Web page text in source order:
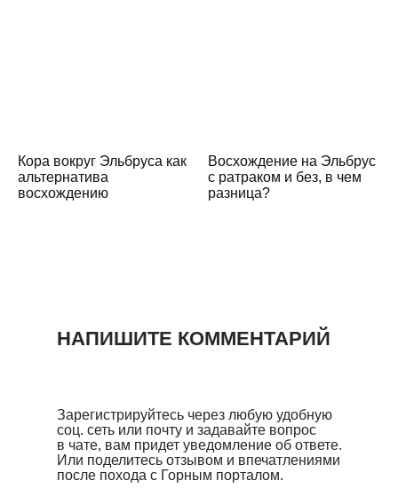
Кора вокруг Эльбруса как
альтернатива
восхождению
Восхождение на Эльбрус
с ратраком и без, в чем
разница?
Зарегистрируйтесь через любую удобную
соц. сеть или почту и задавайте вопрос
в чате, вам придет уведомление об ответе.
Или поделитесь отзывом и впечатлениями
после похода с Горным порталом.
НАПИШИТЕ КОММЕНТАРИЙ